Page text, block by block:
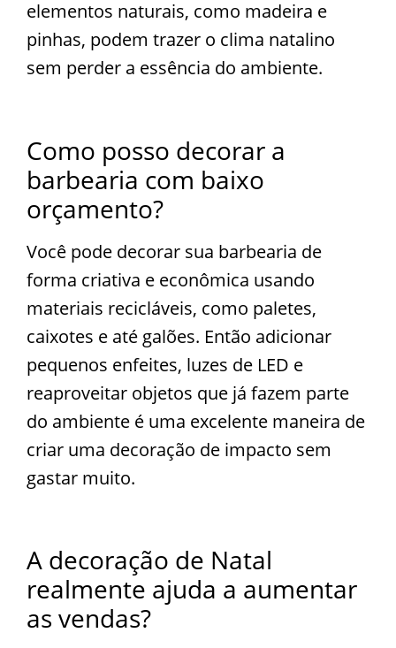
elementos naturais, como madeira e
pinhas, podem trazer o clima natalino
sem perder a essência do ambiente.
Como posso decorar a
barbearia com baixo
orçamento?
Você pode decorar sua barbearia de
forma criativa e econômica usando
materiais recicláveis, como paletes,
caixotes e até galões. Então adicionar
pequenos enfeites, luzes de LED e
reaproveitar objetos que já fazem parte
do ambiente é uma excelente maneira de
criar uma decoração de impacto sem
gastar muito.
A decoração de Natal
realmente ajuda a aumentar
as vendas?